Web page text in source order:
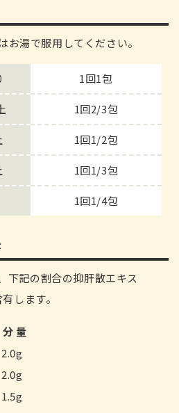
お湯で服用してください。
1回1包
1回2/3包
1回1/2包
1回1/3包
1回1/4包
下記の割合の抑肝散エキス
します。
分 量
2.0g
2.0g
1.5g